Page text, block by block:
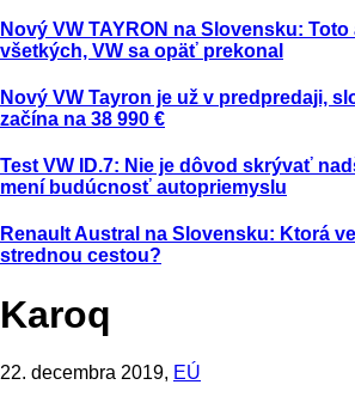
Nový VW TAYRON na Slovensku:
všetkých, VW sa opäť prekonal
Nový VW Tayron je už v predpredaji,
začína na 38 990 €
Test VW ID.7: Nie je dôvod skrývať
mení budúcnosť autopriemyslu
Renault Austral na Slovensku: Ktorá
strednou cestou?
Karoq
22. decembra 2019, EÚ